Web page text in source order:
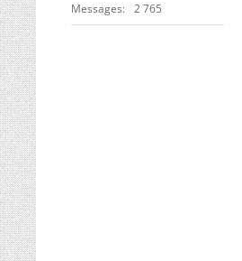
Messages 2 765